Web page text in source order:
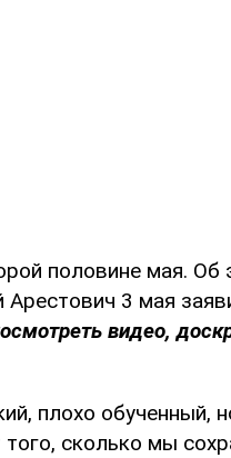
половине мая. Об
3 мая
видео,
плохо обученный,
сколько мы